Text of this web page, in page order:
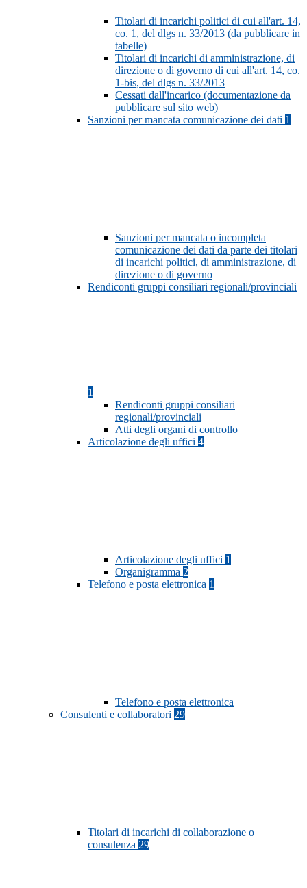
Titolari di incarichi politici di cui all'art. 14,
co. 1, del dlgs n. 33/2013 (da pubblicare in
tabelle)
Titolari di incarichi di amministrazione, di
direzione o di governo di cui all'art. 14, co.
1-bis, del dlgs n. 33/2013
Cessati dall'incarico (documentazione da
pubblicare sul sito web)
Sanzioni per mancata comunicazione dei dati 1
Sanzioni per mancata o incompleta
comunicazione dei dati da parte dei titolari
di incarichi politici, di amministrazione, di
direzione o di governo
Rendiconti gruppi consiliari regionali/provinciali
1
Rendiconti gruppi consiliari
regionali/provinciali
Atti degli organi di controllo
Articolazione degli uffici 4
Articolazione degli uffici 1
Organigramma 2
Telefono e posta elettronica 1
Telefono e posta elettronica
Consulenti e collaboratori 29
Titolari di incarichi di collaborazione o
consulenza 29